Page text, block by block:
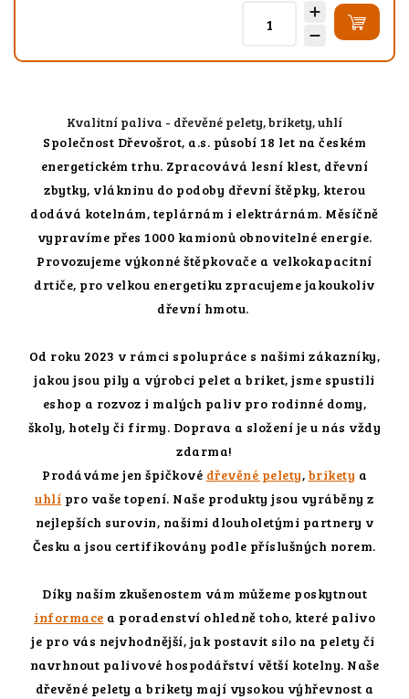
Kvalitní paliva - dřevěné pelety, brikety, uhlí
Společnost Dřevošrot, a.s. působí 18 let na českém
energetickém trhu. Zpracovává lesní klest, dřevní
zbytky, vlákninu do podoby dřevní štěpky, kterou
dodává kotelnám, teplárnám i elektrárnám. Měsíčně
vypravíme přes 1000 kamionů obnovitelné energie.
Provozujeme výkonné štěpkovače a velkokapacitní
drtiče, pro velkou energetiku zpracujeme jakoukoliv
dřevní hmotu.
Od roku 2023 v rámci spolupráce s našimi zákazníky,
jakou jsou pily a výrobci pelet a briket, jsme spustili
eshop a rozvoz i malých paliv pro rodinné domy,
školy, hotely či firmy. Doprava a složení je u nás vždy
zdarma!
Prodáváme jen špičkové dřevěné pelety, brikety a
uhlí pro vaše topení. Naše produkty jsou vyráběny z
nejlepších surovin, našimi dlouholetými partnery v
Česku a jsou certifikovány podle příslušných norem.
Díky našim zkušenostem vám můžeme poskytnout
informace a poradenství ohledně toho, které palivo
je pro vás nejvhodnější, jak postavit silo na pelety či
navrhnout palivové hospodářství větší kotelny. Naše
dřevěné pelety a brikety mají vysokou výhřevnost a